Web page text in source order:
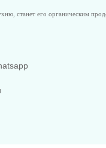
станет его органическим